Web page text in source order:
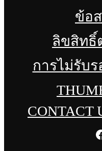
ข้อ
ลิขสิทธิ์
การไม่รับ
CONTACT